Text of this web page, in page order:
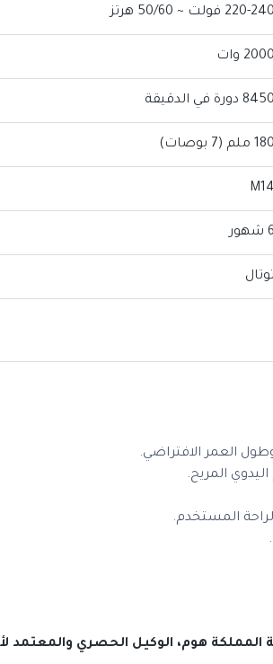
220-240 فولت ~ 50/60 هرتز
2000 وات
8450 دورة في الدقيقة
180 ملم (7 بوصات)
M14
6 شهور
توتال
العمر الافتراضي.
المريح.
المستخدم.
المملكة هوم، الوكيل الحصري والمعتمد